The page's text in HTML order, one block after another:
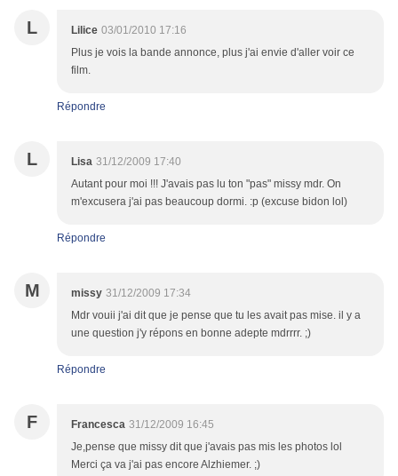
L Lilice 03/01/2010 17:16
Plus je vois la bande annonce, plus j'ai envie d'aller voir ce
film.
Répondre
L Lisa 31/12/2009 17:40
Autant pour moi !!! J'avais pas lu ton "pas" missy mdr. On
m'excusera j'ai pas beaucoup dormi. :p (excuse bidon lol)
Répondre
M missy 31/12/2009 17:34
Mdr vouii j'ai dit que je pense que tu les avait pas mise. il y a
une question j'y répons en bonne adepte mdrrrr. ;)
Répondre
F Francesca 31/12/2009 16:45
Je,pense que missy dit que j'avais pas mis les photos lol
Merci ça va j'ai pas encore Alzhiemer. ;)